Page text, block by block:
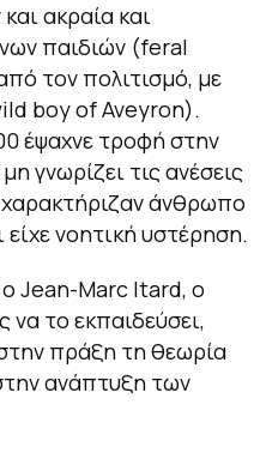
ακραία και
παιδιών (feral
τον πολιτισμό, με
boy of Aveyron).
έψαχνε τροφή στην
γνωρίζει τις ανέσεις
χαρακτήριζαν άνθρωπο
είχε νοητική υστέρηση.
Jean-Marc Itard, ο
το εκπαιδεύσει,
πράξη τη θεωρία
ανάπτυξη των